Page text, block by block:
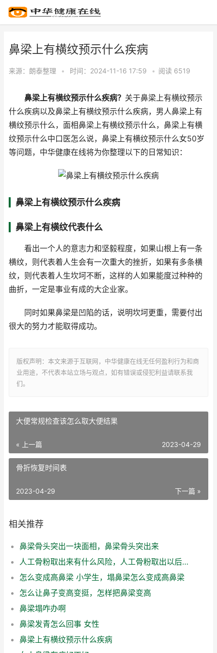
鼻梁上有横纹预示什么疾病
来源： 朗泰整理 • 时间：2024-11-16 17:59 • 阅读 6519
鼻梁上有横纹预示什么疾病？ 关于鼻梁上有横纹预示
什么疾病以及鼻梁上有横纹预示什么疾病，男人鼻梁上有
横纹预示什么，面相鼻梁上有横纹预示什么，鼻梁上有横
纹预示什么中口医怎么说，鼻梁上有横纹预示什么女50岁
等问题，中华健康在线将为你整理以下的日常知识：
鼻梁上有横纹预示什么疾病
鼻梁上有横纹代表什么
看出一个人的意志力和坚毅程度，如果山根上有一条
横纹，则代表着人生会有一次重大的挫折，如果有多条横
纹，则代表着人生坎坷不断，这样的人如果能度过种种的
曲折，一定是事业有成的大企业家。
同时如果鼻梁是凹陷的话，说明坎坷更重，需要付出
很大的努力才能取得成功。
版权声明：本文来源于互联网，中华健康在线无任何盈利行为和商
业用途，不代表本站立场与观点，如有错误或侵犯利益请联系我
们。
大便常规检查该怎么取大便结果
« 上一篇 2023-04-29
骨折恢复时间表
下一篇 »
2023-04-29
相关推荐
鼻梁骨头突出一块面相，鼻梁骨头突出来
人工骨粉取出来有什么风险，人工骨粉取出以后鼻梁肿胀不消退怎么办
怎么变成高鼻梁 小学生，塌鼻梁怎么变成高鼻梁
怎么让鼻子变高变挺，怎样把鼻梁变高
鼻梁塌咋办啊
鼻梁发青怎么回事 女性
鼻梁上有横纹预示什么疾病